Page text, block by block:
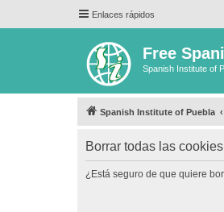
Enlaces rápidos
Free
Spanish Institute of
Spanish Institute of Puebla
Borrar todas las
¿Está seguro de que quiere